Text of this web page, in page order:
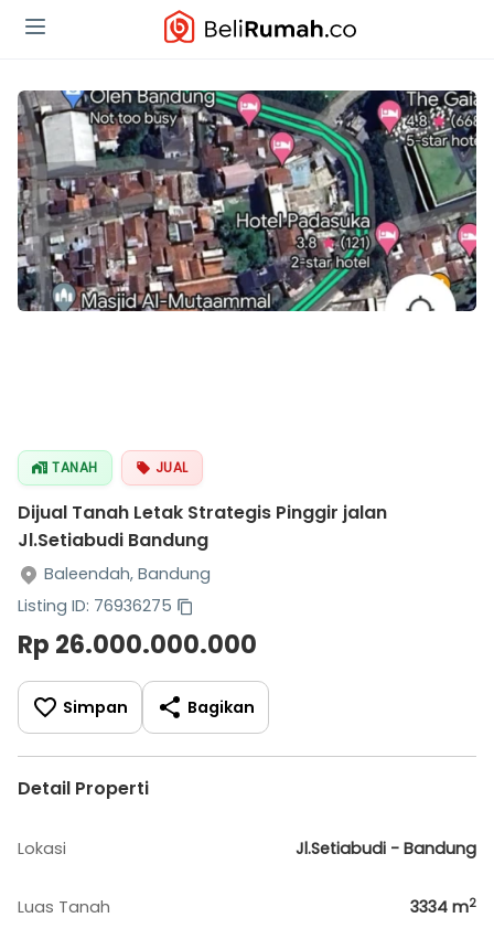
TANAH JUAL
Dijual Tanah Letak Strategis Pinggir jalan
Jl.Setiabudi Bandung
Baleendah, Bandung
Listing ID: 76936275
Rp 26.000.000.000
Simpan Bagikan
Detail Properti
Lokasi Jl.Setiabudi - Bandung
Luas Tanah 3334 m2